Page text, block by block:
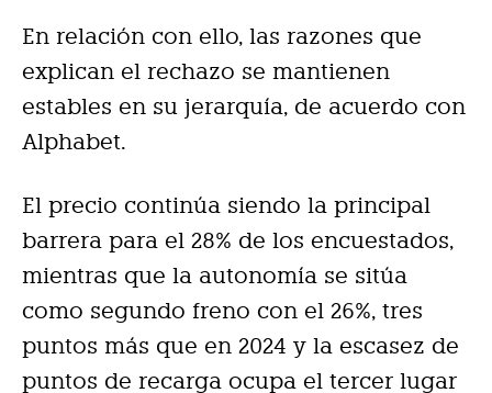
En relación con ello, las razones que
explican el rechazo se mantienen
estables en su jerarquía, de acuerdo con
Alphabet.
El precio continúa siendo la principal
barrera para el 28% de los encuestados,
mientras que la autonomía se sitúa
como segundo freno con el 26%, tres
puntos más que en 2024 y la escasez de
puntos de recarga ocupa el tercer lugar